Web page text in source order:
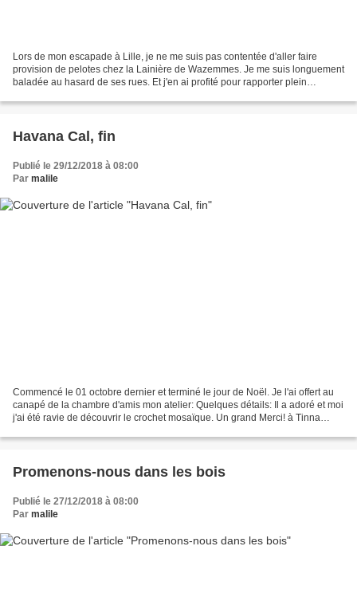
Lors de mon escapade à Lille, je ne me suis pas contentée d'aller faire
provision de pelotes chez la Lainière de Wazemmes. Je me suis longuement
baladée au hasard de ses rues. Et j'en ai profité pour rapporter plein
Havana Cal, fin
Publié le 29/12/2018 à 08:00
Par malile
Commencé le 01 octobre dernier et terminé le jour de Noël. Je l'ai offert au
canapé de la chambre d'amis mon atelier: Quelques détails: Il a adoré et moi
j'ai été ravie de découvrir le crochet mosaïque. Un grand Merci! à Tinna
Promenons-nous dans les bois
Publié le 27/12/2018 à 08:00
Par malile